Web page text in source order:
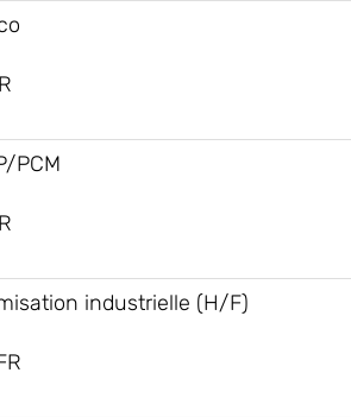
PCM
industrielle (H/F)